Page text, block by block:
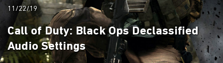
11/22/19
Call of Duty: Black Ops Declassified
Audio Settings